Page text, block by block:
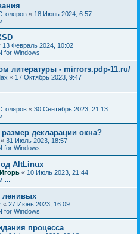
« 18 Июнь 2024, 6:57
...
13 Февраль 2024, 10:02
for Windows
литературы - mirrors.pdp-11.ru/
« 17 Октябрь 2023, 9:47
« 30 Сентябрь 2023, 21:13
...
декларации окна?
« 31 Июль 2023, 18:57
for Windows
AltLinux
« 10 Июль 2023, 21:44
...
ленивых
« 27 Июнь 2023, 16:09
for Windows
процесса